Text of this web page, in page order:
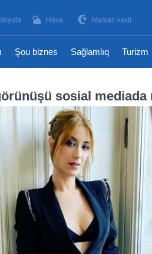
Hava Namaz vaxtı
Şou biznes Sağlamlıq Turizm
sosial